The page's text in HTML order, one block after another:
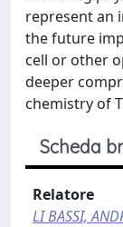
represent an
the future
cell or other
deeper
chemistry of
Scheda
Relatore
LI BASSI,